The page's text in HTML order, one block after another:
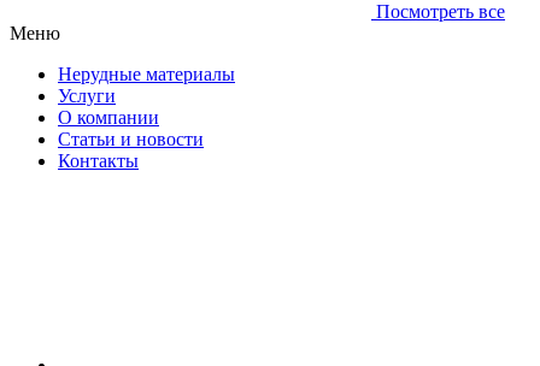
Посмотреть все
Меню
Нерудные материалы
Услуги
О компании
Статьи и новости
Контакты